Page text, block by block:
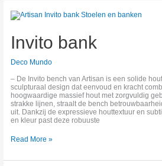
Invito bank
Deco Mundo
– De Invito bench van Artisan is een solide
sculpturaal design dat eenvoud en kracht
hoogwaardige massief hout met zorgvuldig
strakke lijnen, straalt de bench
uit. Dankzij de expressieve houttextuur en
en kleur past deze robuuste
Invito
bank
Read More »